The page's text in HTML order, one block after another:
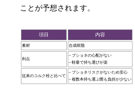
ことが予想されます。
項目 内容
素材 合成樹脂
利点
– ブショネの心配がない
– 軽量で持ち運びが楽
従来のコルク栓と比べて
– ブショネリスクがないため安心
– 複数本持ち運ぶ際も負担が少ない